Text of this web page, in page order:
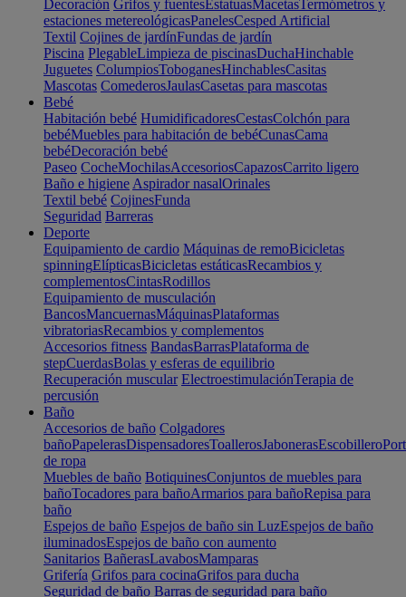
Decoración Grifos y fuentesEstatuasMacetasTermómetros y
estaciones metereológicasPanelesCesped Artificial
Textil Cojines de jardínFundas de jardín
Piscina PlegableLimpieza de piscinasDuchaHinchable
Juguetes ColumpiosToboganesHinchablesCasitas
Mascotas ComederosJaulasCasetas para mascotas
Bebé
Habitación bebé HumidificadoresCestasColchón para
bebéMuebles para habitación de bebéCunasCama
bebéDecoración bebé
Paseo CocheMochilasAccesoriosCapazosCarrito ligero
Baño e higiene Aspirador nasalOrinales
Textil bebé CojinesFunda
Seguridad Barreras
Deporte
Equipamiento de cardio Máquinas de remoBicicletas
spinningElípticasBicicletas estáticasRecambios y
complementosCintasRodillos
Equipamiento de musculación
BancosMancuernasMáquinasPlataformas
vibratoriasRecambios y complementos
Accesorios fitness BandasBarrasPlataforma de
stepCuerdasBolas y esferas de equilibrio
Recuperación muscular ElectroestimulaciónTerapia de
percusión
Baño
Accesorios de baño Colgadores
bañoPapelerasDispensadoresToallerosJabonerasEscobillero
de ropa
Muebles de baño BotiquinesConjuntos de muebles para
bañoTocadores para bañoArmarios para bañoRepisa para
baño
Espejos de baño Espejos de baño sin LuzEspejos de baño
iluminadosEspejos de baño con aumento
Sanitarios BañerasLavabosMamparas
Grifería Grifos para cocinaGrifos para ducha
Seguridad de baño Barras de seguridad para baño